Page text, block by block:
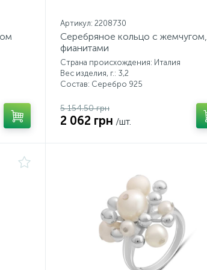
Артикул: 2208730
Серебряное кольцо с жемчугом,
фианитами
Страна происхождения: Италия
Вес изделия, г.: 3,2
Состав: Серебро 925
5 154.50 грн
2 062 грн /шт.